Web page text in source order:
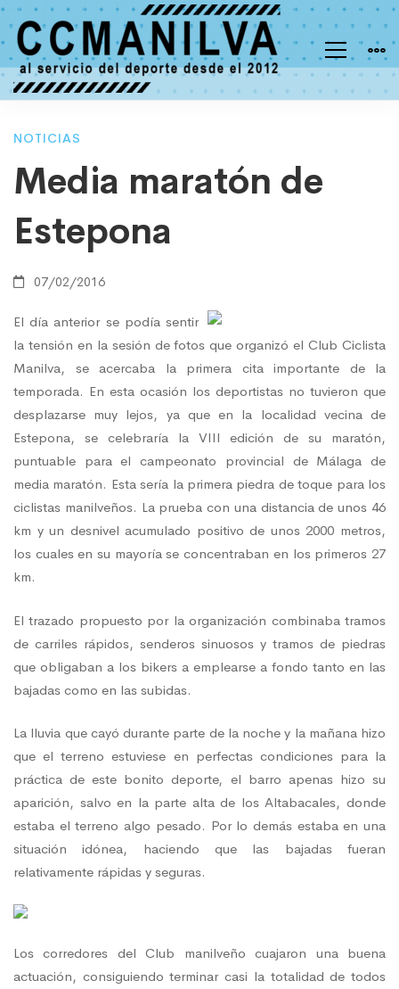
Media
maratón
de
Estepona
NOTICIAS
Media maratón de
Estepona
07/02/2016
El día anterior se podía sentir
la tensión en la sesión de fotos que organizó el Club Ciclista
Manilva, se acercaba la primera cita importante de la
temporada. En esta ocasión los deportistas no tuvieron que
desplazarse muy lejos, ya que en la localidad vecina de
Estepona, se celebraría la VIII edición de su maratón,
puntuable para el campeonato provincial de Málaga de
media maratón. Esta sería la primera piedra de toque para los
ciclistas manilveños. La prueba con una distancia de unos 46
km y un desnivel acumulado positivo de unos 2000 metros,
los cuales en su mayoría se concentraban en los primeros 27
km.
El trazado propuesto por la organización combinaba tramos
de carriles rápidos, senderos sinuosos y tramos de piedras
que obligaban a los bikers a emplearse a fondo tanto en las
bajadas como en las subidas.
La lluvia que cayó durante parte de la noche y la mañana hizo
que el terreno estuviese en perfectas condiciones para la
práctica de este bonito deporte, el barro apenas hizo su
aparición, salvo en la parte alta de los Altabacales, donde
estaba el terreno algo pesado. Por lo demás estaba en una
situación idónea, haciendo que las bajadas fueran
relativamente rápidas y seguras.
Los corredores del Club manilveño cuajaron una buena
actuación, consiguiendo terminar casi la totalidad de todos